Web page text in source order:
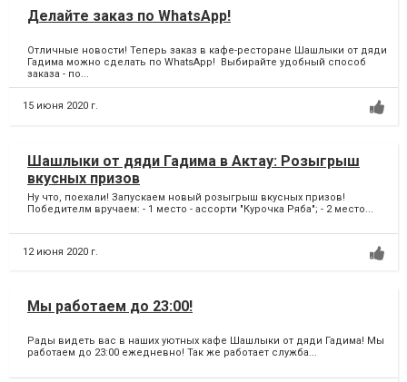
Делайте заказ по WhatsApp!
Отличные новости! Теперь заказ в кафе-ресторане Шашлыки от дяди
Гадима можно сделать по WhatsApp! Выбирайте удобный способ
заказа - по...
15 июня 2020 г.
Шашлыки от дяди Гадима в Актау: Розыгрыш
вкусных призов
Ну что, поехали! Запускаем новый розыгрыш вкусных призов!
Победителм вручаем: - 1 место - ассорти "Курочка Ряба"; - 2 место...
12 июня 2020 г.
Мы работаем до 23:00!
Рады видеть вас в наших уютных кафе Шашлыки от дяди Гадима! Мы
работаем до 23:00 ежедневно! Так же работает служба...